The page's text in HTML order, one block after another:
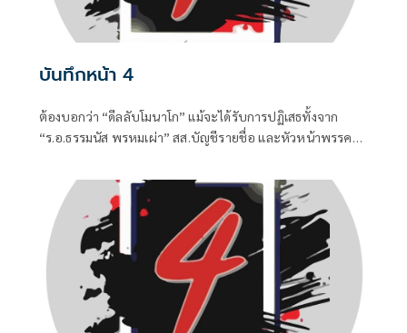
บันทึกหน้า 4
ต้องบอกว่า “ดีลลับโมนาโก” แม้จะได้รับการปฏิเสธทั้งจาก
“ร.อ.ธรรมนัส พรหมเผ่า” สส.บัญชีรายชื่อ และหัวหน้าพรรค
รัฐมนตรี ที่ปัจจุบันรั้งเก้าอี้ที่ปรึกษาพรรคเพื่อไทยไปแล้ว แต่
เมื่อมีควันย่อมมีไฟอย่างไรอย่างนั้น จึงทำให้ “อนุทิน ชาญวีร
กูล” นายกรัฐมนตรีและรัฐมนตรีว่าการกระทรวงมหาดไทยถึง
กับประกาศกลางวงประชุมคณะรัฐมนตรีในวันพุธที่ 5 สิงหาคม